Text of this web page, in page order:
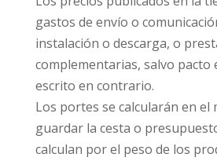
gastos de envío o
instalación o descarga, o
complementarias, salvo pacto
escrito en contrario.
Los portes se calcularán en el
guardar la cesta o
calculan por el peso de los